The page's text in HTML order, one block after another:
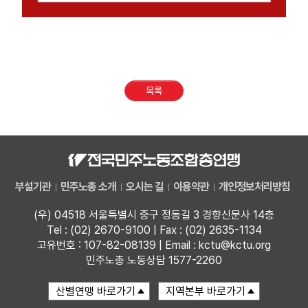
목록
부설기관 민주노총 소개 오시는 길 이용약관 개인정보처리방침
(우) 04518 서울특별시 중구 정동길 3 경향신문사 14층
Tel : (02) 2670-9100 | Fax : (02) 2635-1134
고유번호 : 107-82-08139 | Email : kctu@kctu.org
민주노총 노동상담 1577-2260